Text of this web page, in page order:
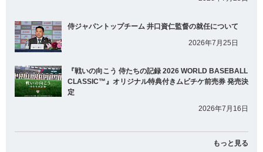
侍ジャパントップチーム 井口資仁監督の就任について
2026年7月25日
『戦いの向こう 侍たちの記録 2026 WORLD BASEBALL
CLASSIC™』オリジナル特典付きムビチケ前売券 発売決
定
2026年7月16日
もっと見る